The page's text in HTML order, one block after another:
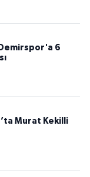
6
Murat Kekilli